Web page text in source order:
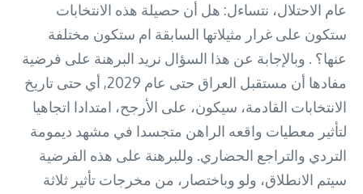
عام الاحتلال، نتساءل: هل أن حصيلة هذه الانتخابات
ستكون على غرار مثيلاتها السابقة ام ستكون مختلفة
عنها؟ . وبالإجابة عن هذا السؤال نريد البرهنة على فرضية
مفادها أن مستقبل العراق حتى عام 2029, أي حتى تاريخ
الانتخابات القادمة، سيكون، على الأرجح، امتدادا اتجاهيا
لتأثير معطيات واقعه الراهن متجسدا في مشهد ديمومة
التردي والتراجع الحضاري. وللبرهنة على هذه الفرضية
سيتم الانطلاق، ولو وباختصار، من مخرجات تأثير ثلاثة